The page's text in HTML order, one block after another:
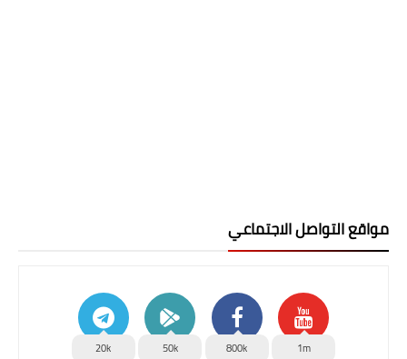
مواقع التواصل الاجتماعي
1m
800k
50k
20k